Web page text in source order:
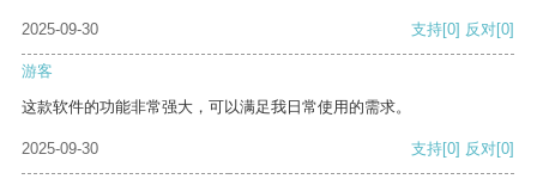
2025-09-30 支持[0] 反对[0]
游客
这款软件的功能非常强大，可以满足我日常使用的需求。
2025-09-30 支持[0] 反对[0]